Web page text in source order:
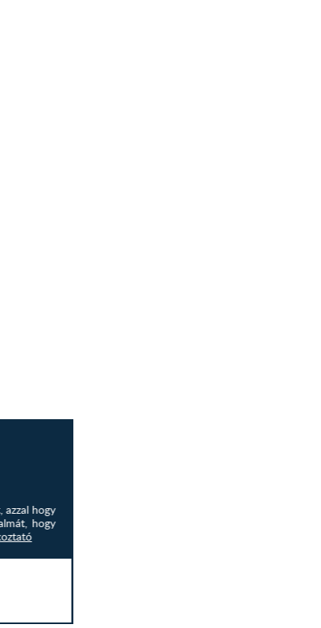
azzal hogy
hogy